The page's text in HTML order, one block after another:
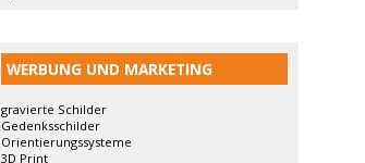
WERBUNG UND MARKETING
gravierte Schilder
Gedenksschilder
Orientierungssysteme
3D Print